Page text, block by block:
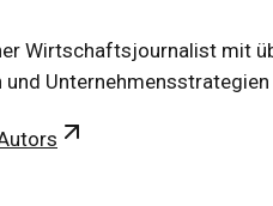
Wirtschaftsjournalist mit